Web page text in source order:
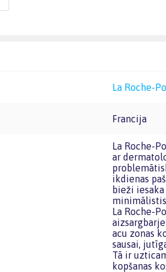
La Roche-
Francija
La Roche-Posay ir franču dermatoloģiskās ādas kopšanas zīmols, kas izstrādāts sadarbībā
ar
ikdienas
bieži
La Roche-
acu zonas
sausai,
Tā ir
kopšanas